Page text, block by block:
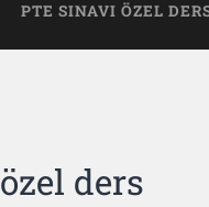
PTE SINAVI ÖZEL
ders